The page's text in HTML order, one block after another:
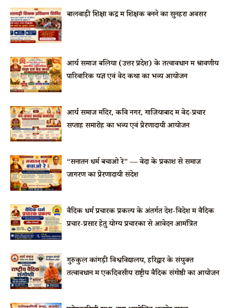
बालवाड़ी शिक्षा केंद्र में शिक्षक बनने का सुनहरा अवसर
आर्य समाज बलिया (उत्तर प्रदेश) के तत्वावधान में श्रावणीय
पारिवारिक यज्ञ एवं वेद कथा का भव्य आयोजन
आर्य समाज मंदिर, कवि नगर, गाजियाबाद में वेद-प्रचार
सप्ताह समारोह का भव्य एवं प्रेरणादायी आयोजन
“सनातन धर्म बचाओ रे” — वेदों के प्रकाश से समाज
जागरण का प्रेरणादायी संदेश
वैदिक धर्म प्रचारक प्रकल्प के अंतर्गत देश-विदेश में वैदिक
प्रचार-प्रसार हेतु योग्य प्रचारकों से आवेदन आमंत्रित
गुरुकुल कांगड़ी विश्वविद्यालय, हरिद्वार के संयुक्त
तत्वावधान में एकदिवसीय राष्ट्रीय वैदिक संगोष्ठी का आयोजन